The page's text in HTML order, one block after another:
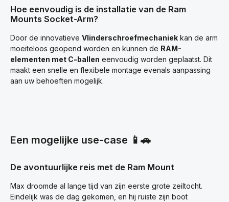
Hoe eenvoudig is de installatie van de Ram
Mounts Socket-Arm?
Door de innovatieve Vlinderschroefmechaniek kan de arm
moeiteloos geopend worden en kunnen de RAM-
elementen met C-ballen eenvoudig worden geplaatst. Dit
maakt een snelle en flexibele montage evenals aanpassing
aan uw behoeften mogelijk.
Een mogelijke use-case 📱🚗
De avontuurlijke reis met de Ram Mount
Max droomde al lange tijd van zijn eerste grote zeiltocht.
Eindelijk was de dag gekomen, en hij ruiste zijn boot